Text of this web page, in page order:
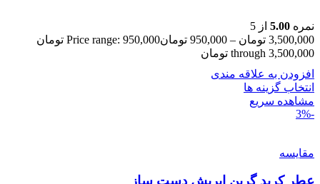
نمره 5.00 از 5
3,500,000 تومان –
950,000 تومان
Price range: 950,000 تومان
through 3,500,000 تومان
افزودن به علاقه مندی
انتخاب گزینه ها
مشاهده سریع
-3%
مقایسه
عطر کرید گرین ایریش دست ساز